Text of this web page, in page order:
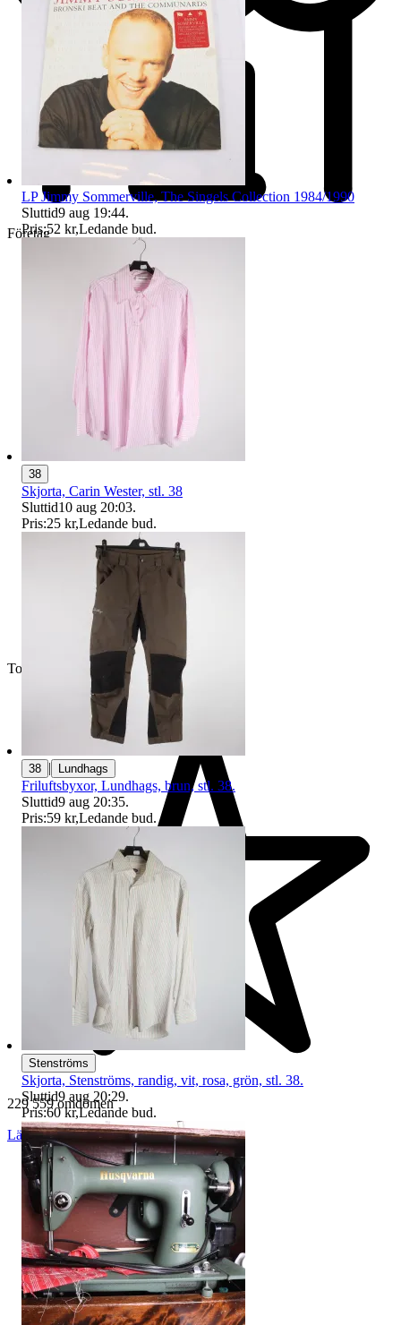
Företag
Toppsäljare
229 559 omdömen
Läs omdömen Följ
LP Jimmy Sommerville, The Singels Collection 1984/1990
Sluttid9 aug 19:44.
Pris:52 kr,Ledande bud.
38
Skjorta, Carin Wester, stl. 38
Sluttid10 aug 20:03.
Pris:25 kr,Ledande bud.
38 | Lundhags
Friluftsbyxor, Lundhags, brun, stl. 38.
Sluttid9 aug 20:35.
Pris:59 kr,Ledande bud.
Stenströms
Skjorta, Stenströms, randig, vit, rosa, grön, stl. 38.
Sluttid9 aug 20:29.
Pris:60 kr,Ledande bud.